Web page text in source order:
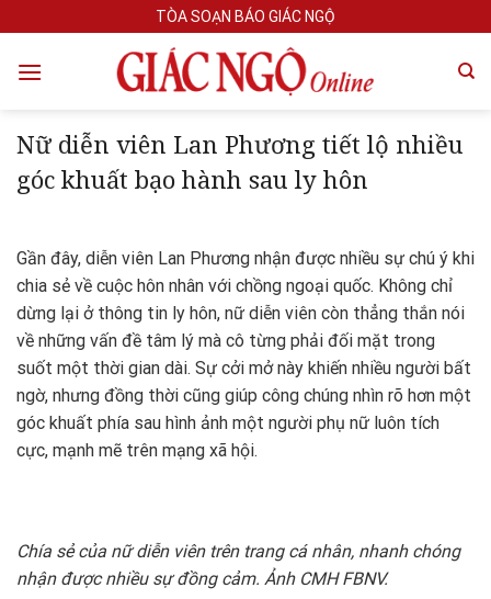
to
content
TÒA SOẠN BÁO GIÁC NGỘ
Nữ diễn viên Lan Phương tiết lộ nhiều
góc khuất bạo hành sau ly hôn
Gần đây, diễn viên Lan Phương nhận được nhiều sự chú ý khi
chia sẻ về cuộc hôn nhân với chồng ngoại quốc. Không chỉ
dừng lại ở thông tin ly hôn, nữ diễn viên còn thẳng thắn nói
về những vấn đề tâm lý mà cô từng phải đối mặt trong
suốt một thời gian dài. Sự cởi mở này khiến nhiều người bất
ngờ, nhưng đồng thời cũng giúp công chúng nhìn rõ hơn một
góc khuất phía sau hình ảnh một người phụ nữ luôn tích
cực, mạnh mẽ trên mạng xã hội.
Chía sẻ của nữ diễn viên trên trang cá nhân, nhanh chóng
nhận được nhiều sự đồng cảm. Ảnh CMH FBNV.